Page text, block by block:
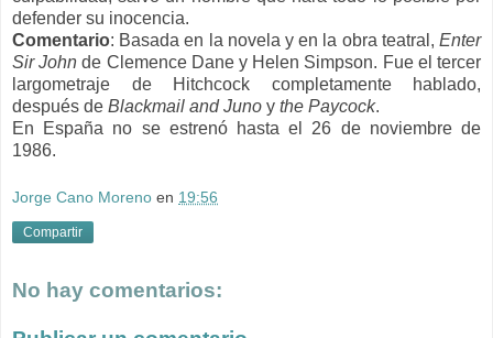
defender su inocencia.
Comentario: Basada en la novela y en la obra teatral, Enter
Sir Johnde Clemence Dane y Helen Simpson. Fue el tercer
largometraje de Hitchcock completamente hablado,
después de Blackmail and Juno y the Paycock.
En España no se estrenó hasta el 26 de noviembre de
1986.
Jorge Cano Moreno en 19:56
Compartir
No hay comentarios: